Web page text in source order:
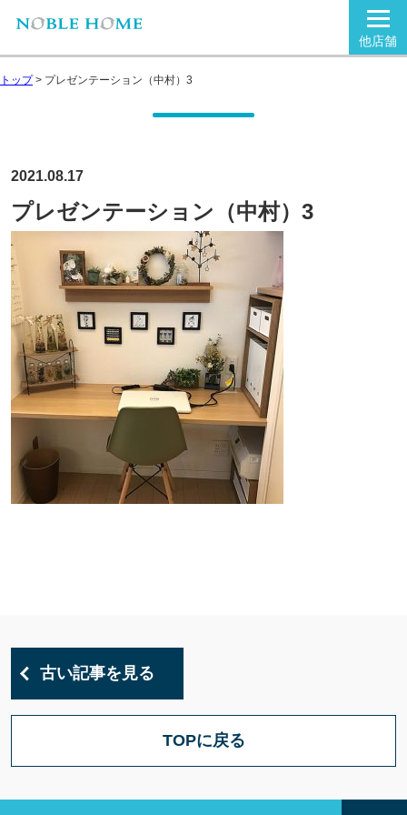
他店舗
トップ> プレゼンテーション（中村）3
2021.08.17
プレゼンテーション（中村）3
古い記事を見る
TOPに戻る